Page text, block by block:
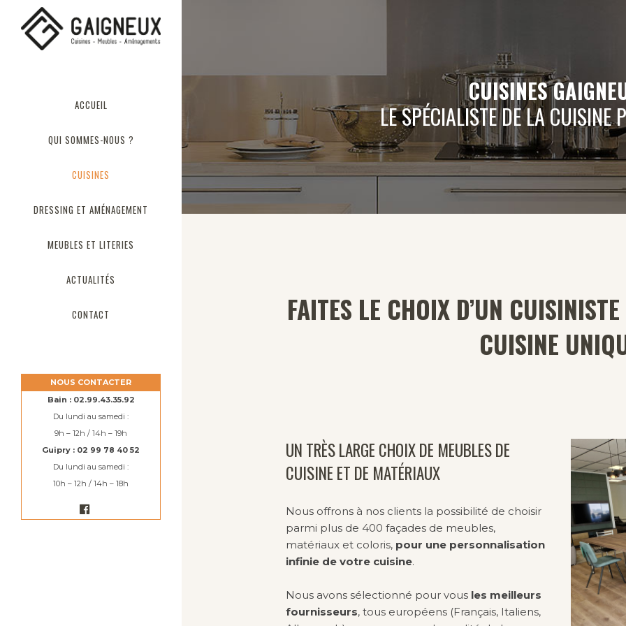
ACCUEIL
QUI SOMMES-NOUS ?
CUISINES
DRESSING ET AMÉNAGEMENT
MEUBLES ET LITERIES
ACTUALITÉS
CONTACT
NOUS CONTACTER
Bain : 02.99.43.35.92
Du lundi au samedi :
9h – 12h / 14h – 19h
Guipry : 02 99 78 40 52
Du lundi au samedi :
10h – 12h / 14h – 18h
CUISINES
LE SPÉCIALISTE DE LA CUISINE
FAITES LE CHOIX D’UN
CUISINE
UN TRÈS LARGE CHOIX DE MEUBLES DE
CUISINE ET DE MATÉRIAUX
Nous offrons à nos clients la possibilité de choisir
parmi plus de 400 façades de meubles,
matériaux et coloris, pour une personnalisation
infinie de votre cuisine.
Nous avons sélectionné pour vous les meilleurs
fournisseurs, tous européens (Français, Italiens,